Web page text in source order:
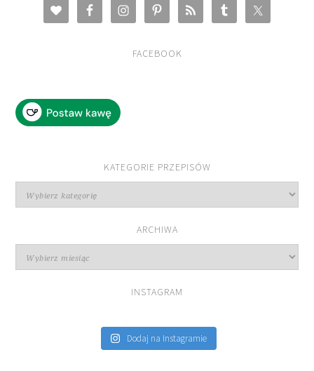
FACEBOOK
KATEGORIE PRZEPISÓW
przepisów
ARCHIWA
INSTAGRAM
Dodaj na Instagramie